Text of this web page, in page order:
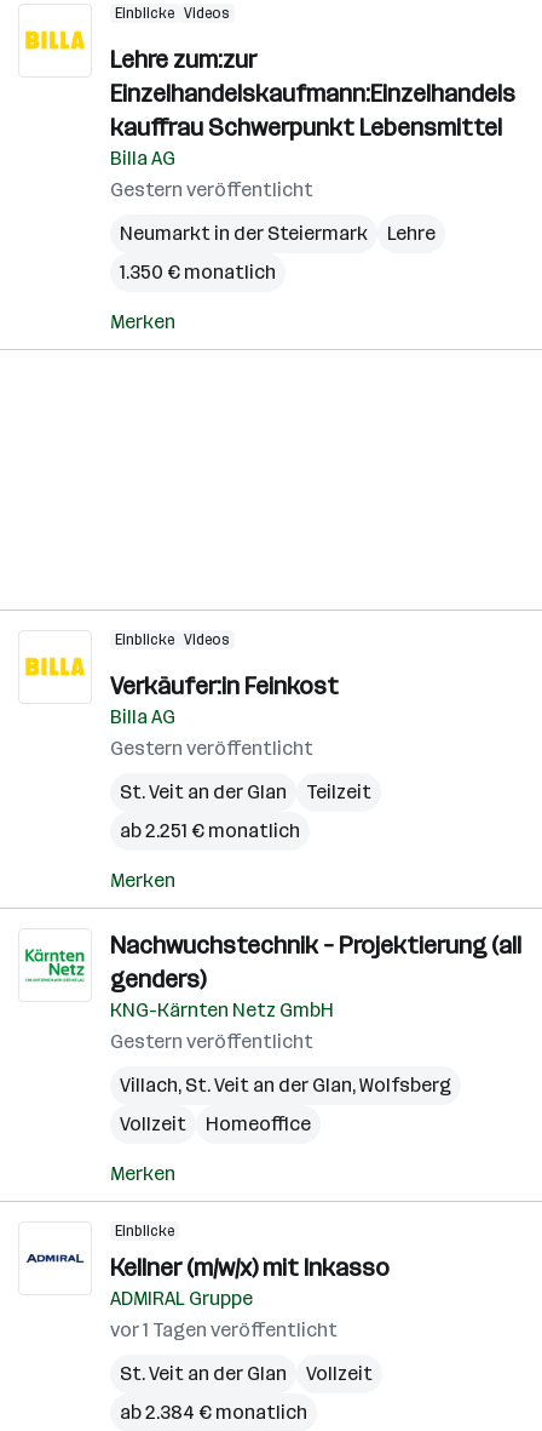
Einblicke Videos
Lehre zum:zur
Einzelhandelskaufmann:Einzelhandels
kauffrau Schwerpunkt Lebensmittel
Billa AG
Gestern veröffentlicht
Neumarkt in der Steiermark
Lehre
1.350 € monatlich
Merken
Einblicke Videos
Verkäufer:in Feinkost
Billa AG
Gestern veröffentlicht
St. Veit an der Glan
Teilzeit
ab 2.251 € monatlich
Merken
Nachwuchstechnik – Projektierung (all
genders)
KNG-Kärnten Netz GmbH
Gestern veröffentlicht
Villach, St. Veit an der Glan,Wolfsberg
Vollzeit
Homeoffice
Merken
Einblicke
Kellner (m/w/x) mit Inkasso
ADMIRAL Gruppe
vor 1 Tagen veröffentlicht
St. Veit an der Glan
Vollzeit
ab 2.384 € monatlich